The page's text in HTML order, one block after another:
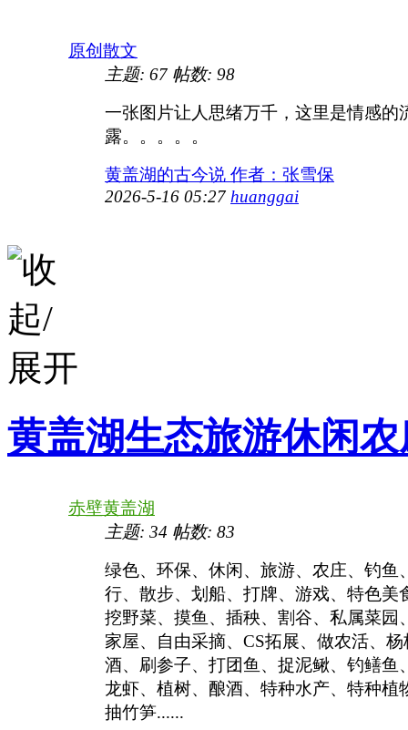
原创散文
主题: 67 帖数: 98
一张图片让人思绪万千，这里是情感的
露。。。。。
黄盖湖的古今说 作者：张雪保
2026-5-16 05:27 huanggai
黄盖湖生态旅游休闲农
赤壁黄盖湖
主题: 34 帖数: 83
绿色、环保、休闲、旅游、农庄、钓鱼
行、散步、划船、打牌、游戏、特色美
挖野菜、摸鱼、插秧、割谷、私属菜园
家屋、自由采摘、CS拓展、做农活、杨
酒、刷参子、打团鱼、捉泥鳅、钓鳝鱼
龙虾、植树、酿酒、特种水产、特种植
抽竹笋......